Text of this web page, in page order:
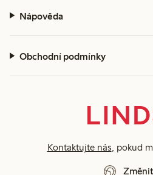
Nápověda
Obchodní podmínky
Kontaktujte nás, pokud